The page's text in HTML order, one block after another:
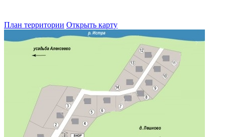
План территории Открыть карту